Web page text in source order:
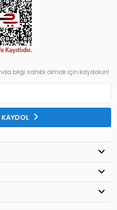
bilgi sahibi olmak için kaydolun!
KAYDOL